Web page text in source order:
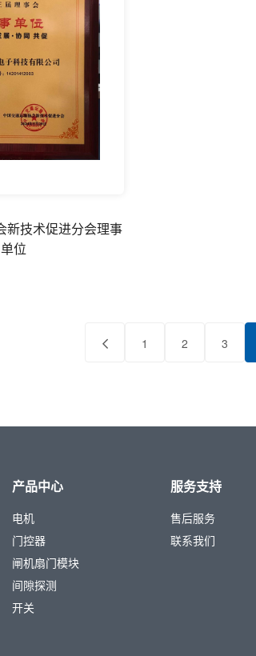
新技术促进分会理事
单位
1 2 3
产品中心
电机
门控器
闸机扇门模块
间隙探测
开关
服务支持
售后服务
联系我们